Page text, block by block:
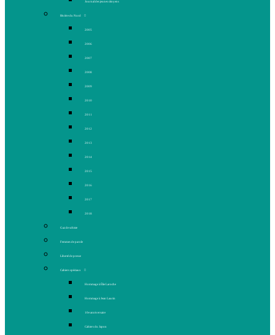
Journal des jeunes citoyens
Rivière du Nord
2005
2006
2007
2008
2009
2010
2011
2012
2013
2014
2015
2016
2017
2018
Gaz de schiste
Femmes de parole
Liberté de presse
Cahiers spéciaux
Hommage à Élie Laroche
Hommage à Jean Laurin
10e anniversaire
Cahiers du Japon